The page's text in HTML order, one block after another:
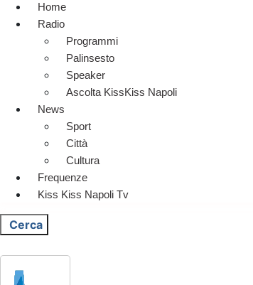
Home
Radio
Programmi
Palinsesto
Speaker
Ascolta KissKiss Napoli
News
Sport
Città
Cultura
Frequenze
Kiss Kiss Napoli Tv
Cerca